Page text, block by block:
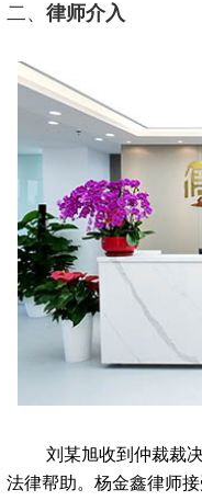
二、 律师介入
刘某旭收到仲裁裁
法律帮助。杨金鑫律师